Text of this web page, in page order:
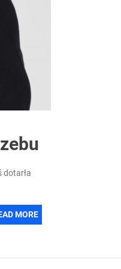
dotarła
MORE